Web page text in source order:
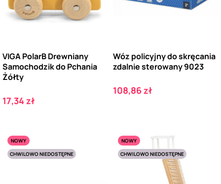
VIGA PolarB Drewniany
Samochodzik do Pchania
Żółty
Cena
17,34 zł
Wóz policyjny do skręcania
zdalnie sterowany 9023
Cena
108,86 zł
NOWY
CHWILOWO NIEDOSTĘPNE
NOWY
CHWILOWO NIEDOSTĘPNE